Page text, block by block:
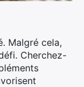
Malgré cela,
Cherchez-